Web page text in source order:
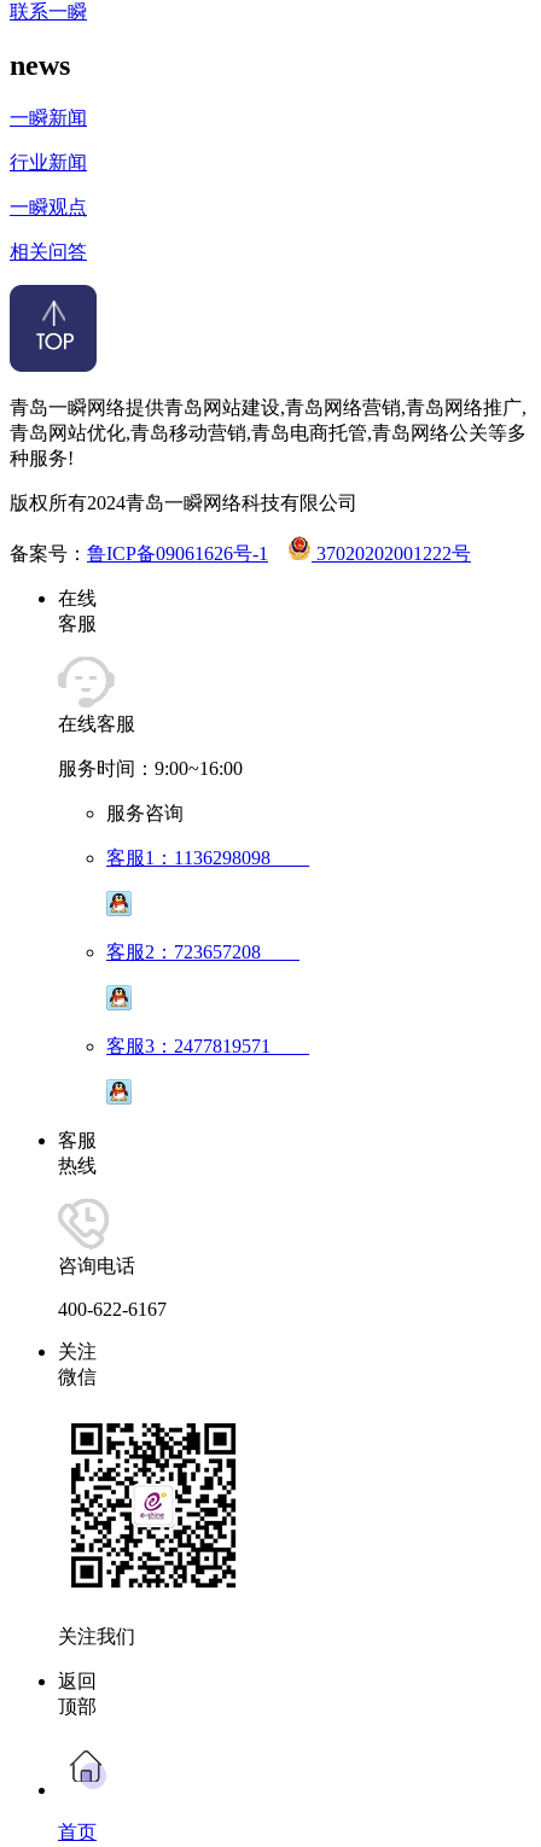
联系一瞬
news
一瞬新闻
行业新闻
一瞬观点
相关问答
青岛一瞬网络提供青岛网站建设,青岛网络营销,青岛网络推广,
青岛网站优化,青岛移动营销,青岛电商托管,青岛网络公关等多
种服务!
版权所有2024青岛一瞬网络科技有限公司
备案号： 鲁ICP备09061626号-1 37020202001222号
在线
客服
在线客服
服务时间：9:00~16:00
服务咨询
客服1：1136298098
客服2：723657208
客服3：2477819571
客服
热线
咨询电话
400-622-6167
关注
微信
关注我们
返回
顶部
首页